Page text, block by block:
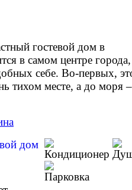
гостевой дом в
в самом центре города,
себе. Во-первых,
тихом месте, а до моря –